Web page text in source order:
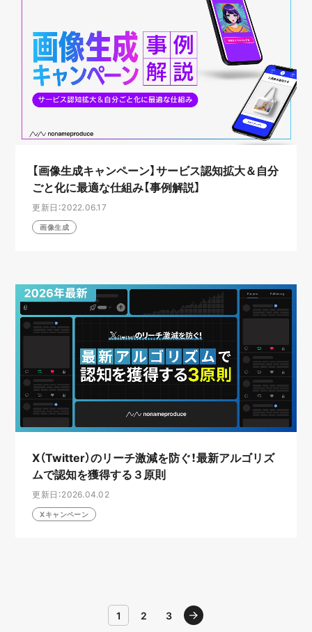
【画像生成キャンペーン】サービス認知拡大＆自分
ごと化に最適な仕組み【事例解説】
更新日：2022.06.17
画像生成
X（Twitter）のリーチ激減を防ぐ！最新アルゴリズ
ムで認知を獲得する３原則
更新日：2026.04.02
Xキャンペーン
1 2 3